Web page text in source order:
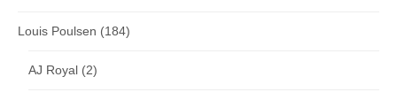
Louis Poulsen (184)
AJ Royal (2)